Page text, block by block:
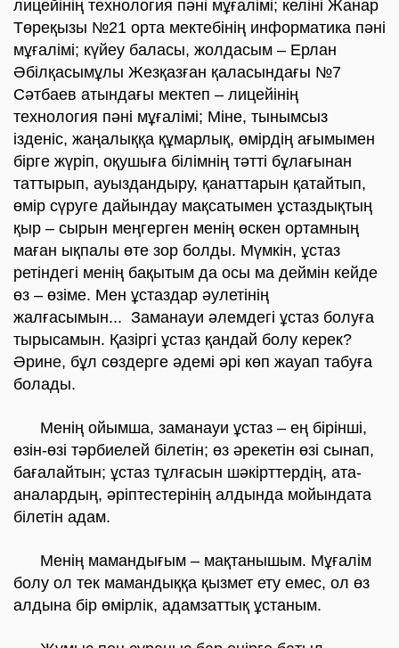
лицейінің технология пәні мұғалімі; келіні Жанар
Төреқызы №21 орта мектебінің информатика пәні
мұғалімі; күйеу баласы, жолдасым – Ерлан
Әбілқасымұлы Жезқазған қаласындағы №7
Сәтбаев атындағы мектеп – лицейінің
технология пәні мұғалімі; Міне, тынымсыз
ізденіс, жаңалыққа құмарлық, өмірдің ағымымен
бірге жүріп, оқушыға білімнің тәтті бұлағынан
таттырып, ауыздандыру, қанаттарын қатайтып,
өмір сүруге дайындау мақсатымен ұстаздықтың
қыр – сырын меңгерген менің өскен ортамның
маған ықпалы өте зор болды. Мүмкін, ұстаз
ретіндегі менің бақытым да осы ма деймін кейде
өз – өзіме. Мен ұстаздар әулетінің
жалғасымын... Заманауи әлемдегі ұстаз болуға
тырысамын. Қазіргі ұстаз қандай болу керек?
Әрине, бұл сөздерге әдемі әрі көп жауап табуға
болады.
Менің ойымша, заманауи ұстаз – ең бірінші,
өзін-өзі тәрбиелей білетін; өз әрекетін өзі сынап,
бағалайтын; ұстаз тұлғасын шәкірттердің, ата-
аналардың, әріптестерінің алдында мойындата
білетін адам.
Менің мамандығым – мақтанышым. Мұғалім
болу ол тек мамандыққа қызмет ету емес, ол өз
алдына бір өмірлік, адамзаттық ұстаным.